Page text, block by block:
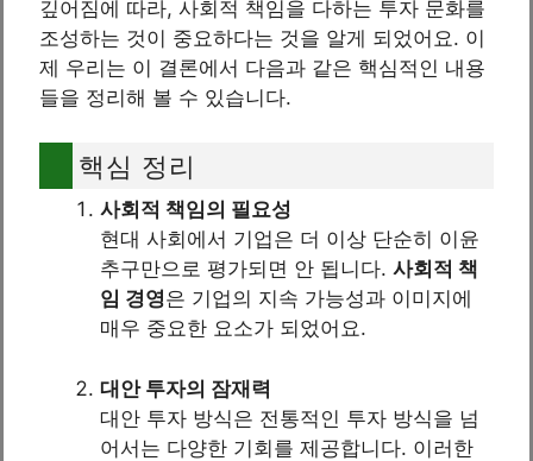
깊어짐에 따라, 사회적 책임을 다하는 투자 문화를
조성하는 것이 중요하다는 것을 알게 되었어요. 이
제 우리는 이 결론에서 다음과 같은 핵심적인 내용
들을 정리해 볼 수 있습니다.
핵심 정리
사회적 책임의 필요성
현대 사회에서 기업은 더 이상 단순히 이윤
추구만으로 평가되면 안 됩니다. 사회적 책
임 경영은 기업의 지속 가능성과 이미지에
매우 중요한 요소가 되었어요.
대안 투자의 잠재력
대안 투자 방식은 전통적인 투자 방식을 넘
어서는 다양한 기회를 제공합니다. 이러한